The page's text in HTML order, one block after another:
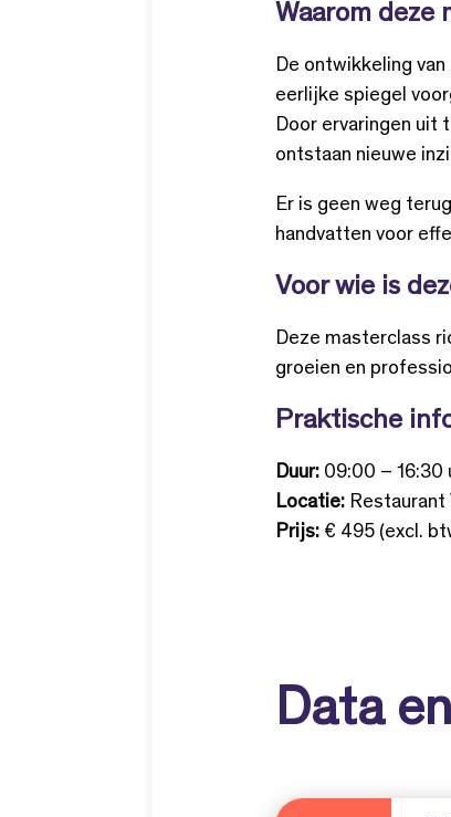
Waarom deze
De ontwikkeling
eerlijke spiegel
Door ervaringen uit
ontstaan nieuwe
Er is geen weg
handvatten voor
Voor wie is
Deze masterclass
groeien en
Praktische
Duur: 09:00 – 16:30
Locatie: Restaurant
Prijs: € 495 (excl.
Data